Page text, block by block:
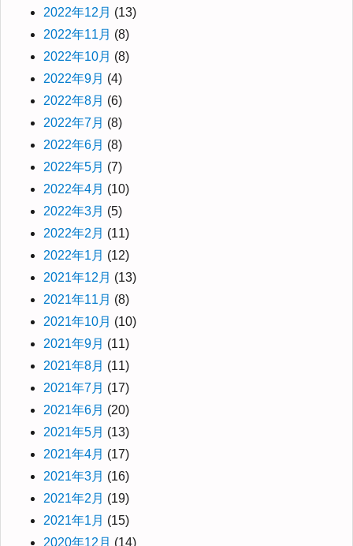
2022年12月 (13)
2022年11月 (8)
2022年10月 (8)
2022年9月 (4)
2022年8月 (6)
2022年7月 (8)
2022年6月 (8)
2022年5月 (7)
2022年4月 (10)
2022年3月 (5)
2022年2月 (11)
2022年1月 (12)
2021年12月 (13)
2021年11月 (8)
2021年10月 (10)
2021年9月 (11)
2021年8月 (11)
2021年7月 (17)
2021年6月 (20)
2021年5月 (13)
2021年4月 (17)
2021年3月 (16)
2021年2月 (19)
2021年1月 (15)
2020年12月 (14)